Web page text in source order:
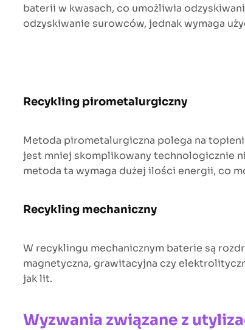
baterii w kwasach, co umożliwia
odzyskiwanie surowców, jednak wymaga
Recykling pirometalurgiczny
Metoda pirometalurgiczna polega na
jest mniej skomplikowany technologicznie
metoda ta wymaga dużej ilości energii, co
Recykling mechaniczny
W recyklingu mechanicznym baterie są
magnetyczna, grawitacyjna czy
jak lit.
Wyzwania związane z